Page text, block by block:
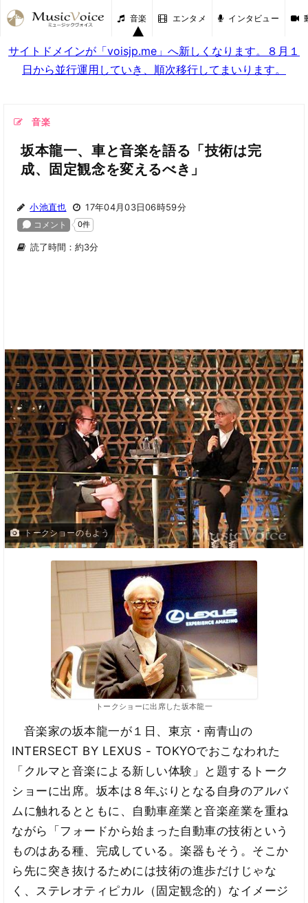
音楽 エンタメ インタビュー
サイトドメインが「voisjp.me」へ新しくなります。８月１
日から並行運用していき、順次移行してまいります。
音楽
坂本龍一、車と音楽を語る「技術は完
成、固定観念を変えるべき」
小池直也 17年04月03日06時59分
読了時間：約3分
トークショーのもよう
トークショーに出席した坂本龍一
音楽家の坂本龍一が１日、東京・南青山の
INTERSECT BY LEXUS - TOKYOでおこなわれた
「クルマと音楽による新しい体験」と題するトーク
ショーに出席。坂本は８年ぶりとなる自身のアルバ
ムに触れるとともに、自動車産業と音楽産業を重ね
ながら「フォードから始まった自動車の技術という
ものはある種、完成している。楽器もそう。そこか
ら先に突き抜けるためには技術の進歩だけじゃな
く、ステレオティピカル（固定観念的）なイメージ